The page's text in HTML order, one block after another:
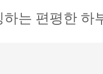
는 편평한